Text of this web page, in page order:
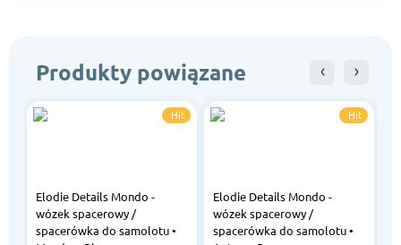
Produkty powiązane
Hit
Elodie Details Mondo -
wózek spacerowy /
spacerówka do samolotu •
Hit
Elodie Details Mondo -
wózek spacerowy /
spacerówka do samolotu •